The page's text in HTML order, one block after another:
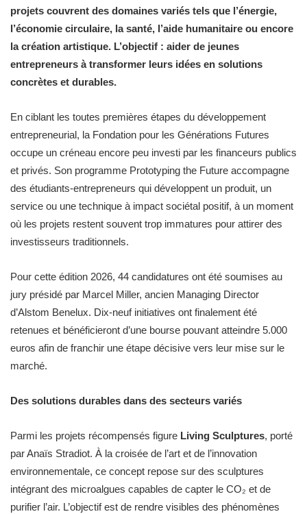
projets couvrent des domaines variés tels que l’énergie,
l’économie circulaire, la santé, l’aide humanitaire ou encore
la création artistique. L’objectif : aider de jeunes
entrepreneurs à transformer leurs idées en solutions
concrètes et durables.
En ciblant les toutes premières étapes du développement
entrepreneurial, la Fondation pour les Générations Futures
occupe un créneau encore peu investi par les financeurs publics
et privés. Son programme Prototyping the Future accompagne
des étudiants-entrepreneurs qui développent un produit, un
service ou une technique à impact sociétal positif, à un moment
où les projets restent souvent trop immatures pour attirer des
investisseurs traditionnels.
Pour cette édition 2026, 44 candidatures ont été soumises au
jury présidé par Marcel Miller, ancien Managing Director
d’Alstom Benelux. Dix-neuf initiatives ont finalement été
retenues et bénéficieront d’une bourse pouvant atteindre 5.000
euros afin de franchir une étape décisive vers leur mise sur le
marché.
Des solutions durables dans des secteurs variés
Parmi les projets récompensés figure Living Sculptures, porté
par Anaïs Stradiot. À la croisée de l’art et de l’innovation
environnementale, ce concept repose sur des sculptures
intégrant des microalgues capables de capter le CO₂ et de
purifier l’air. L’objectif est de rendre visibles des phénomènes